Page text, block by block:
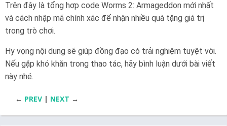
Trên đây là tổng hợp code Worms 2: Armageddon mới nhất
và cách nhập mã chính xác để nhận nhiều quà tặng giá trị
trong trò chơi.
Hy vọng nội dung sẽ giúp đồng đạo có trải nghiệm tuyệt vời.
Nếu gặp khó khăn trong thao tác, hãy bình luận dưới bài viết
này nhé.
← PREV | NEXT →